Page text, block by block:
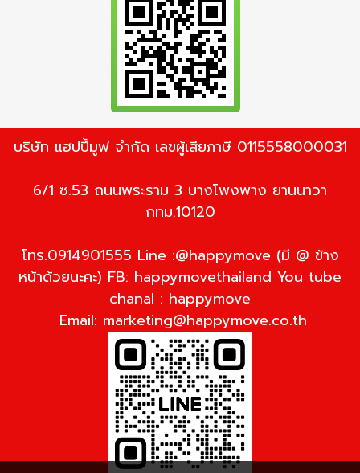
บริษัท แฮปปี้มูฟ จำกัด เลขผู้เสียภาษี 0115558000031
6/1 ซ.53 ถนนพระราม 3 บางโพงพาง ยานนาวา
กทม.10120
โทร.0914901555 Line :@happymove (มี @ ข้าง
หน้าด้วยนะคะ) FB: happymovethailand You tube
chanal : happymove
Email: marketing@happymove.co.th